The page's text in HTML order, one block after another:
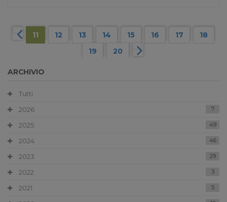
11 12 13 14 15 16 17
18
19
20
ARCHIVIO
Tutti
2026
7
2025 49
2024 46
2023 29
2022 3
2021 5